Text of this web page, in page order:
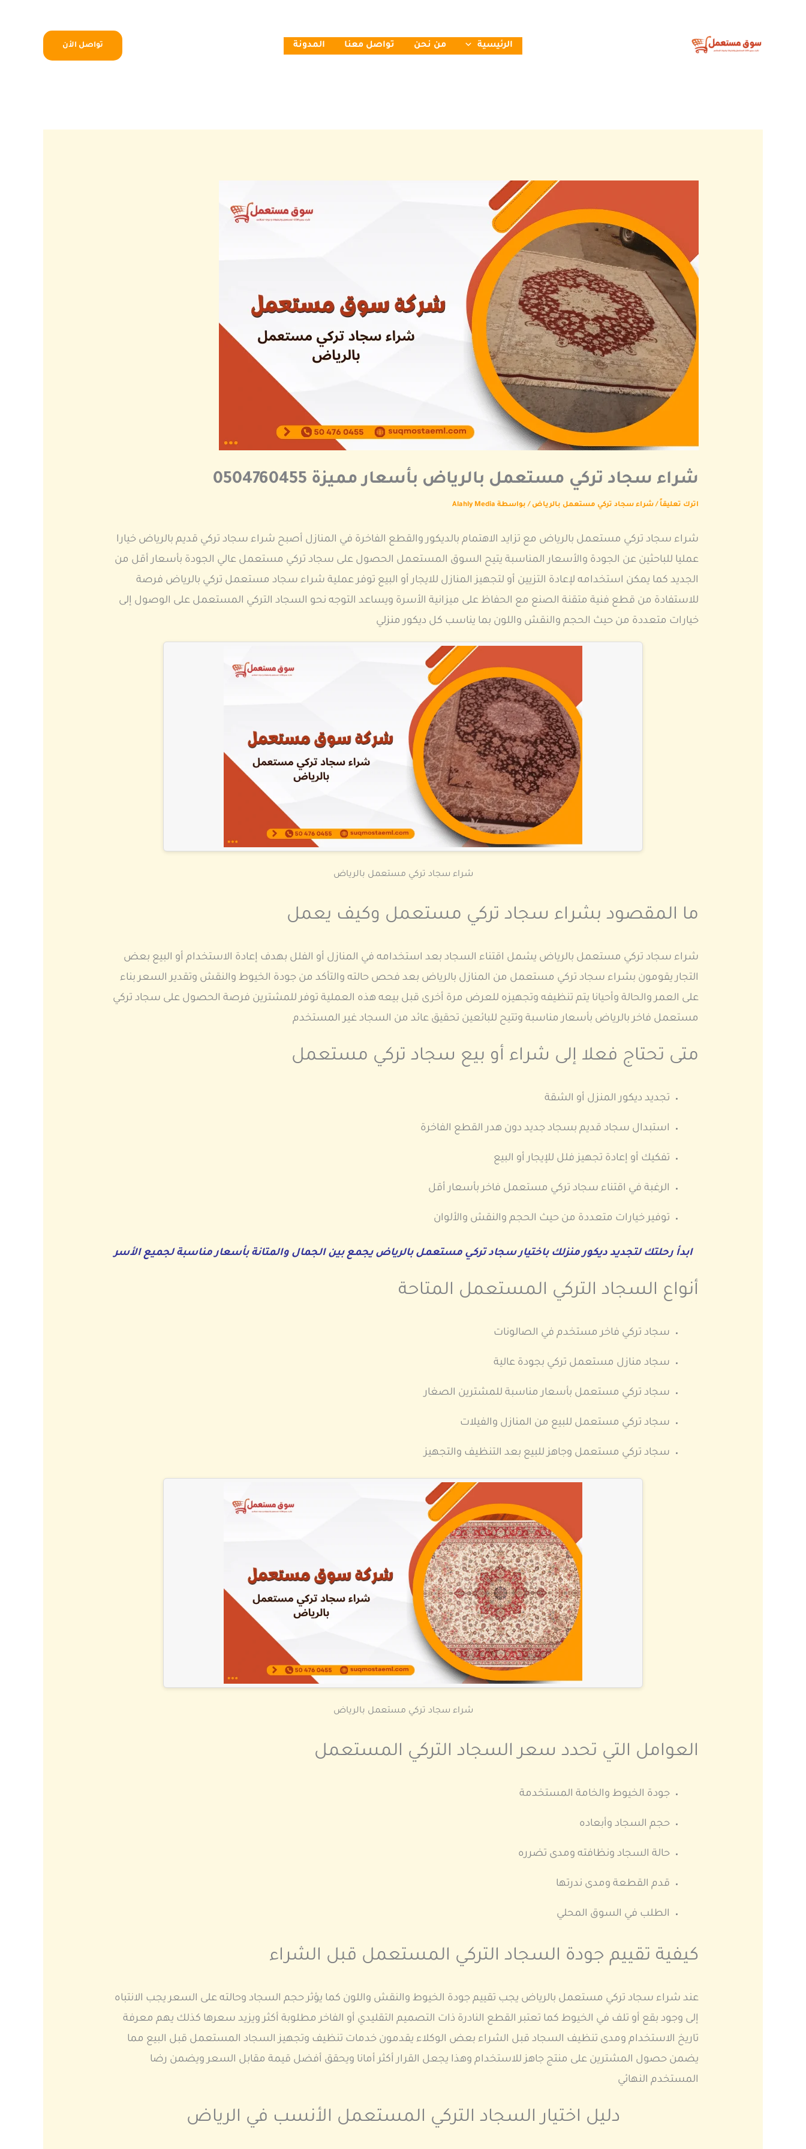
الرئيسية من نحن تواصل معنا المدونة تواصل الأن
شراء سجاد تركي مستعمل بالرياض بأسعار مميزة 0504760455
اترك تعليقاً /شراء سجاد تركي مستعمل بالرياض / بواسطة Alahly Media
شراء سجاد تركي مستعمل بالرياض مع تزايد الاهتمام بالديكور والقطع الفاخرة في المنازل أصبح شراء سجاد تركي قديم بالرياض خيارا
عمليا للباحثين عن الجودة والأسعار المناسبة يتيح السوق المستعمل الحصول على سجاد تركي مستعمل عالي الجودة بأسعار أقل من
الجديد كما يمكن استخدامه لإعادة التزيين أو لتجهيز المنازل للايجار أو البيع توفر عملية شراء سجاد مستعمل تركي بالرياض فرصة
للاستفادة من قطع فنية متقنة الصنع مع الحفاظ على ميزانية الأسرة ويساعد التوجه نحو السجاد التركي المستعمل على الوصول إلى
خيارات متعددة من حيث الحجم والنقش واللون بما يناسب كل ديكور منزلي
شراء سجاد تركي مستعمل بالرياض
ما المقصود بشراء سجاد تركي مستعمل وكيف يعمل
شراء سجاد تركي مستعمل بالرياض يشمل اقتناء السجاد بعد استخدامه في المنازل أو الفلل بهدف إعادة الاستخدام أو البيع بعض
التجار يقومون بشراء سجاد تركي مستعمل من المنازل بالرياض بعد فحص حالته والتأكد من جودة الخيوط والنقش وتقدير السعر بناء
على العمر والحالة وأحيانا يتم تنظيفه وتجهيزه للعرض مرة أخرى قبل بيعه هذه العملية توفر للمشترين فرصة الحصول على سجاد تركي
مستعمل فاخر بالرياض بأسعار مناسبة وتتيح للبائعين تحقيق عائد من السجاد غير المستخدم
متى تحتاج فعلا إلى شراء أو بيع سجاد تركي مستعمل
تجديد ديكور المنزل أو الشقة
استبدال سجاد قديم بسجاد جديد دون هدر القطع الفاخرة
تفكيك أو إعادة تجهيز فلل للإيجار أو البيع
الرغبة في اقتناء سجاد تركي مستعمل فاخر بأسعار أقل
توفير خيارات متعددة من حيث الحجم والنقش والألوان
ابدأ رحلتك لتجديد ديكور منزلك باختيار سجاد تركي مستعمل بالرياض يجمع بين الجمال والمتانة بأسعار مناسبة لجميع الأسر
أنواع السجاد التركي المستعمل المتاحة
سجاد تركي فاخر مستخدم في الصالونات
سجاد منازل مستعمل تركي بجودة عالية
سجاد تركي مستعمل بأسعار مناسبة للمشترين الصغار
سجاد تركي مستعمل للبيع من المنازل والفيلات
سجاد تركي مستعمل وجاهز للبيع بعد التنظيف والتجهيز
شراء سجاد تركي مستعمل بالرياض
العوامل التي تحدد سعر السجاد التركي المستعمل
جودة الخيوط والخامة المستخدمة
حجم السجاد وأبعاده
حالة السجاد ونظافته ومدى تضرره
قدم القطعة ومدى ندرتها
الطلب في السوق المحلي
كيفية تقييم جودة السجاد التركي المستعمل قبل الشراء
عند شراء سجاد تركي مستعمل بالرياض يجب تقييم جودة الخيوط والنقش واللون كما يؤثر حجم السجاد وحالته على السعر يجب الانتباه
إلى وجود بقع أو تلف في الخيوط كما تعتبر القطع النادرة ذات التصميم التقليدي أو الفاخر مطلوبة أكثر ويزيد سعرها كذلك يهم معرفة
تاريخ الاستخدام ومدى تنظيف السجاد قبل الشراء بعض الوكلاء يقدمون خدمات تنظيف وتجهيز السجاد المستعمل قبل البيع مما
يضمن حصول المشترين على منتج جاهز للاستخدام وهذا يجعل القرار أكثر أمانا ويحقق أفضل قيمة مقابل السعر ويضمن رضا
المستخدم النهائي
دليل اختيار السجاد التركي المستعمل الأنسب في الرياض